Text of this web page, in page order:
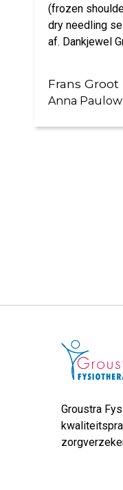
(frozen
dry needling
af. Dankjewel
Frans Groot
Anna
Groustra